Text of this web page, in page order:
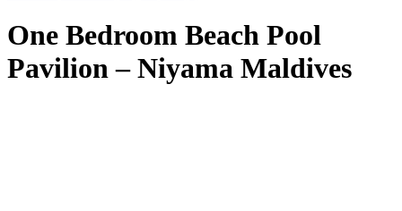
One Bedroom Beach Pool
Pavilion – Niyama Maldives